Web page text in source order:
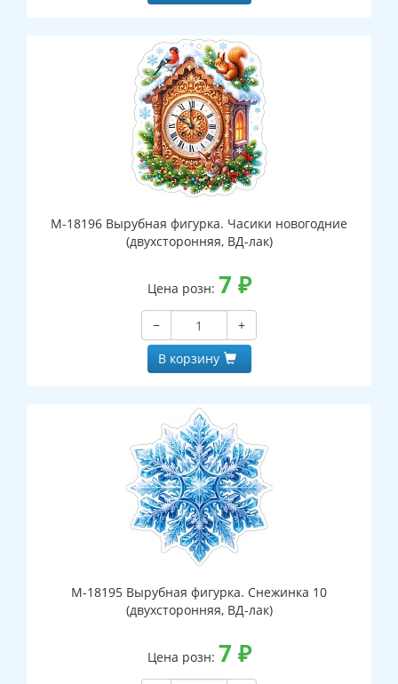
М-18196 Вырубная фигурка. Часики новогодние
(двухсторонняя, ВД-лак)
Цена розн: 7 ₽
−
+
В корзину
М-18195 Вырубная фигурка. Снежинка 10
(двухсторонняя, ВД-лак)
Цена розн: 7 ₽